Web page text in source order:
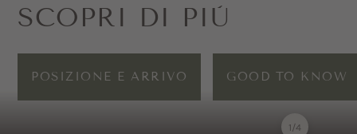
SCOPRI DI PIÙ
POSIZIONE E ARRIVO GOOD TO KNOW
1 /4